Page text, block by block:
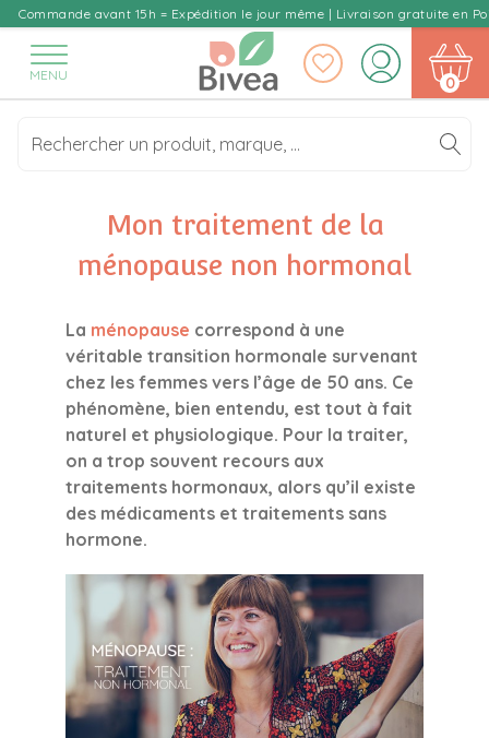
Skip
content
Commande avant 15h = Expédition le jour même | Livraison gratuite en
MENU 0
Mon traitement de la
ménopause non hormonal
La ménopause correspond à une
véritable transition hormonale survenant
chez les femmes vers l’âge de 50 ans. Ce
phénomène, bien entendu, est tout à fait
naturel et physiologique. Pour la traiter,
on a trop souvent recours aux
traitements hormonaux, alors qu’il existe
des médicaments et traitements sans
hormone.